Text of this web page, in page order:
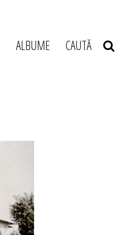
ALBUME CAUTĂ